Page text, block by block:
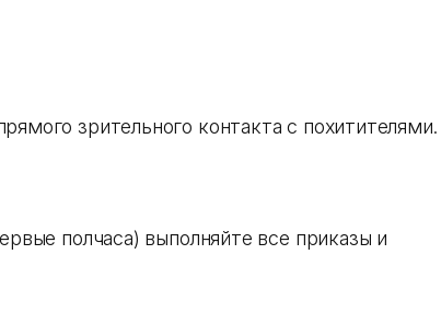
зрительного контакта с похитителями.
полчаса) выполняйте все приказы и